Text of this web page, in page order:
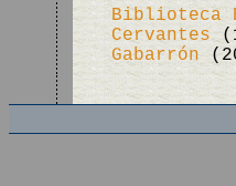
Biblioteca
Cervantes
Gabarrón